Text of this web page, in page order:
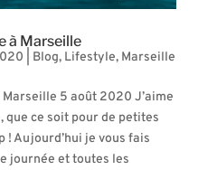
à Marseille
Blog, Lifestyle, Marseille
5 août 2020 J’aime
que ce soit pour de petites
! Aujourd’hui je vous fais
journée et toutes les